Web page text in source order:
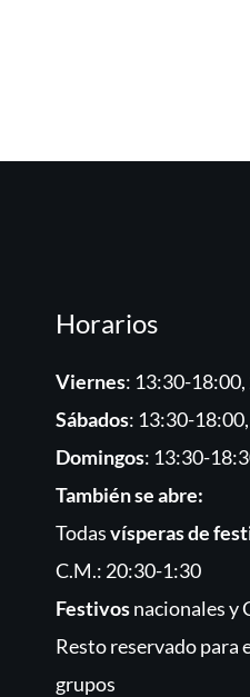
Horarios
Viernes: 13:30-
Sábados: 13:30-
Domingos: 13:30-
También se abre:
Todasvísperas de
C.M.: 20:30-1:30
Festivosnacionales y
Resto reservado para
grupos